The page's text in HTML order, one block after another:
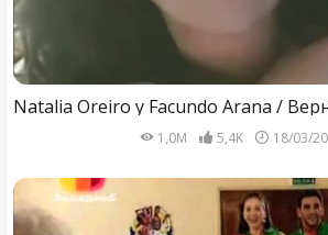
Natalia Oreiro y Facundo Arana /
1,0M 5,4K 18/03/